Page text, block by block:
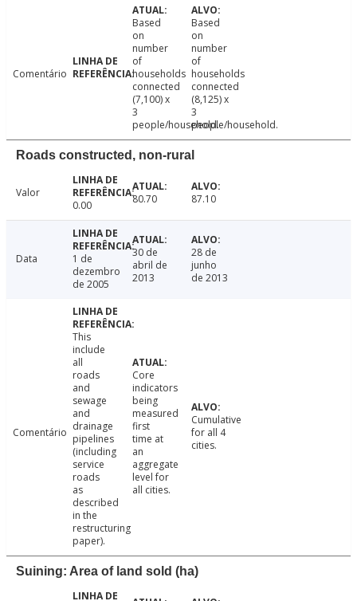
Comentário
Based
on
number
of
households
connected
(7,100) x
3
people/household.
Based
on
number
of
households
connected
(8,125) x
3
people/household.
Roads constructed, non-rural
Valor
0.00
80.70 87.10
Data
1 de
dezembro
de 2005
30 de
abril de
2013
28 de
junho
de 2013
Comentário
This
include
all
roads
and
sewage
and
drainage
pipelines
(including
service
roads
as
described
in the
restructuring
paper).
Core
indicators
being
measured
first
time at
an
aggregate
level for
all cities.
Cumulative
for all 4
cities.
Suining: Area of land sold (ha)